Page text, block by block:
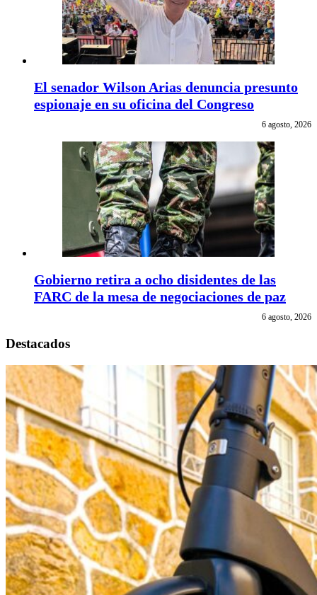
El senador Wilson Arias denuncia presunto
espionaje en su oficina del Congreso
6 agosto, 2026
Gobierno retira a ocho disidentes de las
FARC de la mesa de negociaciones de paz
6 agosto, 2026
Destacados